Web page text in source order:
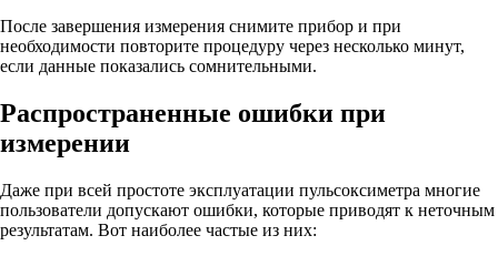
После завершения измерения снимите прибор и при
необходимости повторите процедуру через несколько минут,
если данные показались сомнительными.
Распространенные ошибки при
измерении
Даже при всей простоте эксплуатации пульсоксиметра многие
пользователи допускают ошибки, которые приводят к неточным
результатам. Вот наиболее частые из них: